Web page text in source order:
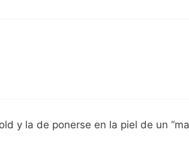
y la de ponerse en la piel de un